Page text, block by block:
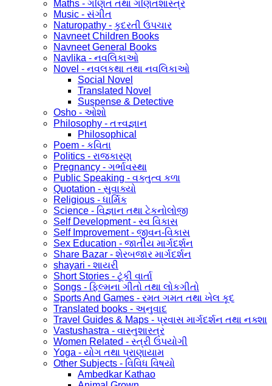
Maths - ગણિત તથા ગણિતશાસ્ત્ર
Music - સંગીત
Naturopathy - કુદરતી ઉપચાર
Navneet Children Books
Navneet General Books
Navlika - નવલિકાઓ
Novel - નવલકથા તથા નવલિકાઓ
Social Novel
Translated Novel
Suspense & Detective
Osho - ઓશો
Philosophy - તત્ત્વજ્ઞાન
Philosophical
Poem - કવિતા
Politics - રાજકારણ
Pregnancy - ગર્ભાવસ્થા
Public Speaking - વક્તુત્વ કળા
Quotation - સુવાક્યો
Religious - ધાર્મિક
Science - વિજ્ઞાન તથા ટેકનોલોજી
Self Development - સ્વ વિકાસ
Self Improvement - જીવન-વિકાસ
Sex Education - જાતીય માર્ગદર્શન
Share Bazar - શેરબજાર માર્ગદર્શન
shayari - શાયરી
Short Stories - ટૂંકી વાર્તા
Songs - ફિલ્મના ગીતો તથા લોકગીતો
Sports And Games - રમત ગમત તથા ખેલ કૂદ
Translated books - અનુવાદ
Travel Guides & Maps - પ્રવાસ માર્ગદર્શન તથા નક્શા
Vastushastra - વાસ્તુશાસ્ત્ર
Women Related - સ્ત્રી ઉપયોગી
Yoga - યોગ તથા પ્રાણાયામ
Other Subjects - વિવિધ વિષયો
Ambedkar Kathao